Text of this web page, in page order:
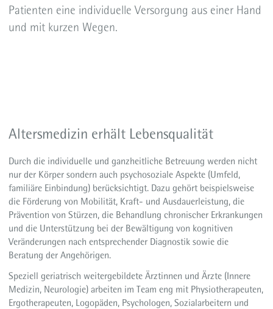
Patienten eine individuelle Versorgung aus einer Hand
und mit kurzen Wegen.
Altersmedizin erhält Lebensqualität
Durch die individuelle und ganzheitliche Betreuung werden nicht
nur der Körper sondern auch psychosoziale Aspekte (Umfeld,
familiäre Einbindung) berücksichtigt. Dazu gehört beispielsweise
die Förderung von Mobilität, Kraft- und Ausdauerleistung, die
Prävention von Stürzen, die Behandlung chronischer Erkrankungen
und die Unterstützung bei der Bewältigung von kognitiven
Veränderungen nach entsprechender Diagnostik sowie die
Beratung der Angehörigen.
Speziell geriatrisch weitergebildete Ärztinnen und Ärzte (Innere
Medizin, Neurologie) arbeiten im Team eng mit Physiotherapeuten,
Ergotherapeuten, Logopäden, Psychologen, Sozialarbeitern und